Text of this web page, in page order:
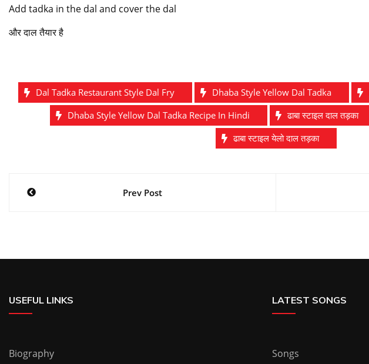
Add tadka in the dal and cover the dal
और दाल तैयार है
Dal Tadka Restaurant Style Dal Fry Dhaba Style Yellow Dal Tadka
Dhaba Style Yellow Dal Tadka Recipe In Hindi
ढाबा स्टाइल दाल तड़का
ढाबा स्टाइल येलो दाल तड़का
Post
Prev Post
USEFUL LINKS
Biography
LATEST SONGS
Songs